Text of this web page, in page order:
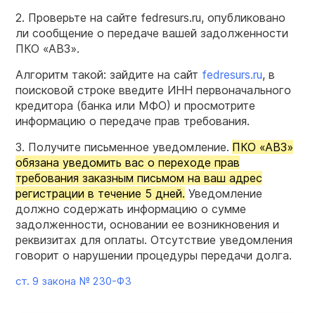
2. Проверьте на сайте fedresurs.ru, опубликовано
ли сообщение о передаче вашей задолженности
ПКО «АВЗ».
Алгоритм такой: зайдите на сайт fedresurs.ru, в
поисковой строке введите ИНН первоначального
кредитора (банка или МФО) и просмотрите
информацию о передаче прав требования.
3. Получите письменное уведомление. ПКО «АВЗ»
обязана уведомить вас о переходе прав
требования заказным письмом на ваш адрес
регистрации в течение 5 дней. Уведомление
должно содержать информацию о сумме
задолженности, основании ее возникновения и
реквизитах для оплаты. Отсутствие уведомления
говорит о нарушении процедуры передачи долга.
ст. 9 закона № 230-ФЗ